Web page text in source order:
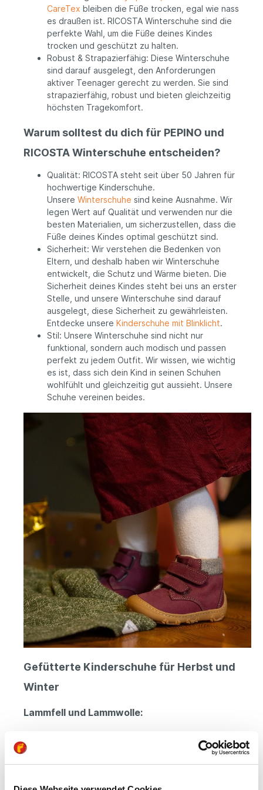
CareTex bleiben die Füße trocken, egal wie nass
es draußen ist. RICOSTA Winterschuhe sind die
perfekte Wahl, um die Füße deines Kindes
trocken und geschützt zu halten.
Robust & Strapazierfähig: Diese Winterschuhe
sind darauf ausgelegt, den Anforderungen
aktiver Teenager gerecht zu werden. Sie sind
strapazierfähig, robust und bieten gleichzeitig
höchsten Tragekomfort.
Warum solltest du dich für PEPINO und
RICOSTA Winterschuhe entscheiden?
Qualität: RICOSTA steht seit über 50 Jahren für
hochwertige Kinderschuhe.
Unsere Winterschuhe sind keine Ausnahme. Wir
legen Wert auf Qualität und verwenden nur die
besten Materialien, um sicherzustellen, dass die
Füße deines Kindes optimal geschützt sind.
Sicherheit: Wir verstehen die Bedenken von
Eltern, und deshalb haben wir Winterschuhe
entwickelt, die Schutz und Wärme bieten. Die
Sicherheit deines Kindes steht bei uns an erster
Stelle, und unsere Winterschuhe sind darauf
ausgelegt, diese Sicherheit zu gewährleisten.
Entdecke unsere Kinderschuhe mit Blinklicht.
Stil: Unsere Winterschuhe sind nicht nur
funktional, sondern auch modisch und passen
perfekt zu jedem Outfit. Wir wissen, wie wichtig
es ist, dass sich dein Kind in seinen Schuhen
wohlfühlt und gleichzeitig gut aussieht. Unsere
Schuhe vereinen beides.
Gefütterte Kinderschuhe für Herbst und
Winter
Lammfell und Lammwolle:
Lammwolle haben sich als hervorragende
Flauschige Wärme: Lammfell ist besonders